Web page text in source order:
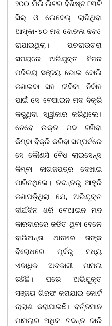
୨୦୦ ମିଲି ଲିଟର ବିଶିଷ୍ଟ ୮୩ଟି
ସିଲ୍ ଓ ଲେବେଲ୍ ଲାଗିଥିବା
ଆସ୍କା-୪୦ ମଦ ବୋତଲ ଜବତ
ରାଯାଇଥିଲା। ପଚରାଉଚରା
ସମୟରେ ଅଭିଯୁକ୍ତ ନିଜର
ପରିଚୟ ସଞ୍ଜୟ ଭୋଇ ବୋଲି
ଜଣାଇବା ସହ ଜୀବିକା ନିର୍ବାହ
ପାଇଁ ସେ ବେଆଇନ ମଦ ବିକ୍ରି
କରୁଥିବା ସ୍ୱୀକାର କରିଥିଲେ।
ତେବେ ଉକ୍ତ ମଦ ରଖିବା
କିମ୍ବା ବିକ୍ରି କରିବା ସମ୍ପର୍କରେ
ସେ କୌଣସି ବୈଧ ଲାଇସେନ୍ସ
କିମ୍ବା କାଗଜପତ୍ର ଦେଖାଇ
ପାରିନଥିଲେ। ତଦନ୍ତରୁ ଆହୁରି
ଜଣାପଡ଼ିଥିଲା ଯେ, ଅଭିଯୁକ୍ତ
ଦୀର୍ଘଦିନ ଧରି ବେଆଇନ ମଦ
କାରବାରରେ ଜଡିତ ଥିବା ବେଳେ
ବାଲିଅନ୍ତା ଥାନାରେ ତାଙ୍କ
ବିରୋଧରେ ପୂର୍ବରୁ ମଧ୍ୟ
ଏକାଧିକ ଅବକାରୀ ମାମଲା
ରହିଛି। ପରେ ଅଭିଯୁକ୍ତ
ସଞ୍ଜୟ ଗିରଫ କରାଯାଇ କୋର୍ଟ
ଚାଲାଣ କରାଯାଇଛି। ବର୍ତ୍ତମାନ
ମାମଲାର ଅଧିକ ତଦନ୍ତ ଜାରି